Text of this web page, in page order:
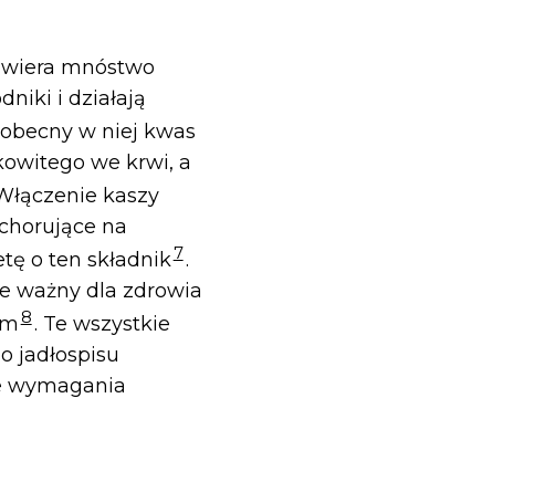
mnóstwo
i działają
w niej kwas
we krwi, a
kaszy
na
o ten składnik7.
ważny dla zdrowia
8. Te wszystkie
jadłospisu
wymagania